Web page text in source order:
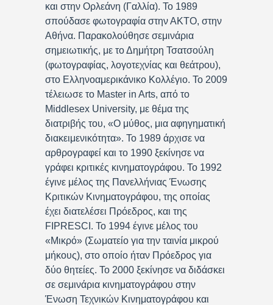
και στην Ορλεάνη (Γαλλία). Το 1989
σπούδασε φωτογραφία στην ΑΚΤΟ, στην
Αθήνα. Παρακολούθησε σεμινάρια
σημειωτικής, με το Δημήτρη Τσατσούλη
(φωτογραφίας, λογοτεχνίας και θεάτρου),
στο Ελληνοαμερικάνικο Κολλέγιο. Το 2009
τέλειωσε το Master in Arts, από το
Middlesex University, με θέμα της
διατριβής του, «Ο μύθος, μια αφηγηματική
διακειμενικότητα». Το 1989 άρχισε να
αρθρογραφεί και το 1990 ξεκίνησε να
γράφει κριτικές κινηματογράφου. Το 1992
έγινε μέλος της Πανελλήνιας Ένωσης
Κριτικών Κινηματογράφου, της οποίας
έχει διατελέσει Πρόεδρος, και της
FIPRESCI. Το 1994 έγινε μέλος του
«Μικρό» (Σωματείο για την ταινία μικρού
μήκους), στο οποίο ήταν Πρόεδρος για
δύο θητείες. Το 2000 ξεκίνησε να διδάσκει
σε σεμινάρια κινηματογράφου στην
Ένωση Τεχνικών Κινηματογράφου και